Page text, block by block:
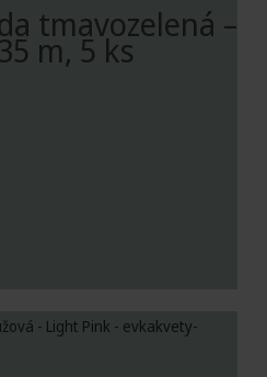
tmavozelená –
m, 5 ks